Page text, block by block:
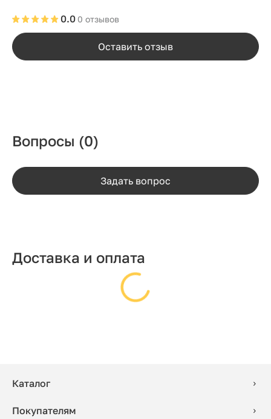
0 отзывов
0.0
Оставить отзыв
Вопросы (0)
Задать вопрос
Доставка и оплата
Каталог
Покупателям